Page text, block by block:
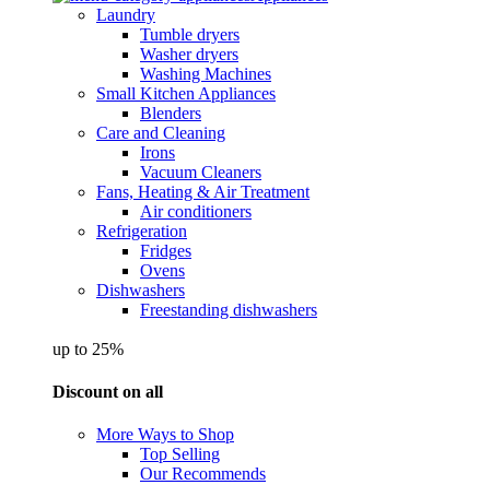
Laundry
Tumble dryers
Washer dryers
Washing Machines
Small Kitchen Appliances
Blenders
Care and Cleaning
Irons
Vacuum Cleaners
Fans, Heating & Air Treatment
Air conditioners
Refrigeration
Fridges
Ovens
Dishwashers
Freestanding dishwashers
up to 25%
Discount on all
More Ways to Shop
Top Selling
Our Recommends